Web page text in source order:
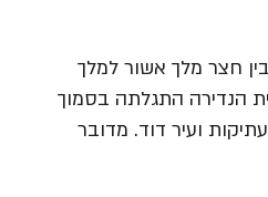
חצר מלך אשור למלך
הנדירה התגלתה בסמוך
ועיר דוד. מדובר